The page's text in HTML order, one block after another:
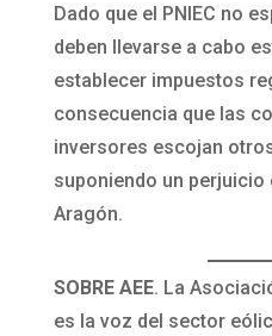
Dado que el PNIEC no
deben llevarse a cabo
establecer impuestos
consecuencia que las
inversores escojan
suponiendo un
Aragón.
SOBRE AEE. La
es la voz del sector